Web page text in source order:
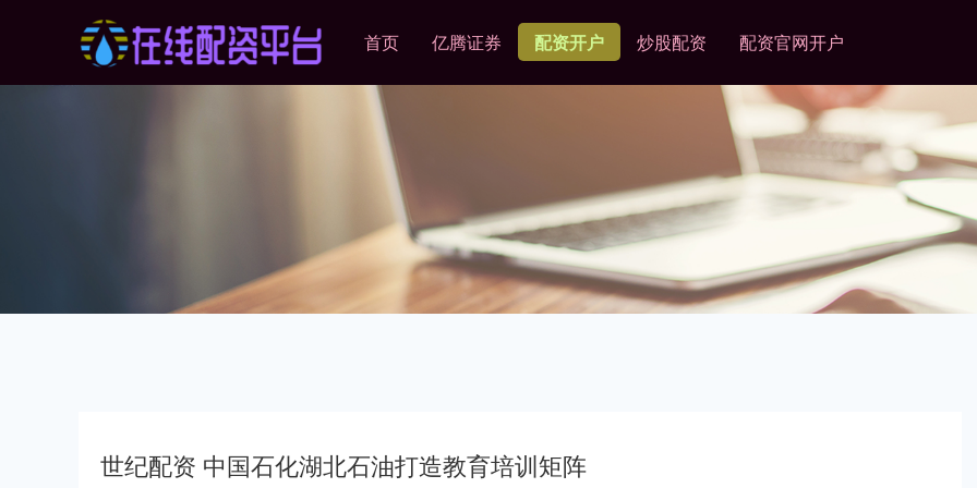
首页 亿腾证券 配资开户 炒股配资 配资官网开户
世纪配资 中国石化湖北石油打造教育培训矩阵